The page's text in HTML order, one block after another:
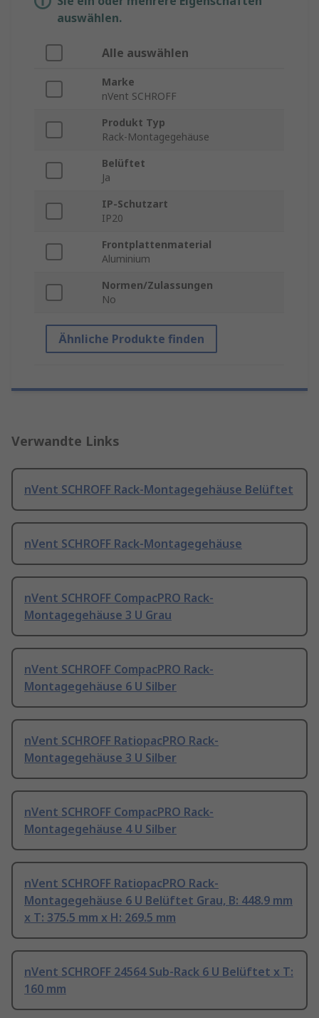
auswählen.
Alle auswählen
Marke
nVent SCHROFF
Produkt Typ
Rack-Montagegehäuse
Belüftet
Ja
IP-Schutzart
IP20
Frontplattenmaterial
Aluminium
Normen/Zulassungen
No
Ähnliche Produkte finden
Verwandte Links
nVent SCHROFF Rack-Montagegehäuse Belüftet
nVent SCHROFF Rack-Montagegehäuse
nVent SCHROFF CompacPRO Rack-
Montagegehäuse 3 U Grau
nVent SCHROFF CompacPRO Rack-
Montagegehäuse 6 U Silber
nVent SCHROFF RatiopacPRO Rack-
Montagegehäuse 3 U Silber
nVent SCHROFF CompacPRO Rack-
Montagegehäuse 4 U Silber
nVent SCHROFF RatiopacPRO Rack-
Montagegehäuse 6 U Belüftet Grau, B: 448.9 mm
x T: 375.5 mm x H: 269.5 mm
nVent SCHROFF 24564 Sub-Rack 6 U Belüftet x T:
160 mm